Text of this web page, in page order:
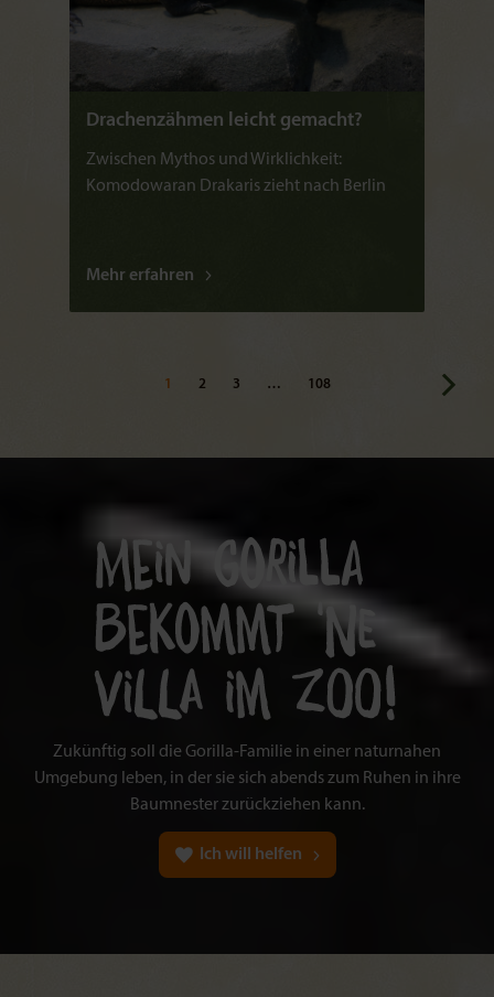
Drachenzähmen leicht gemacht?
Zwischen Mythos und Wirklichkeit:
Komodowaran Drakaris zieht nach Berlin
Mehr erfahren
1 2 3 … 108
Zukünftig soll die Gorilla-Familie in einer naturnahen
Umgebung leben, in der sie sich abends zum Ruhen in ihre
Baumnester zurückziehen kann.
Ich will helfen